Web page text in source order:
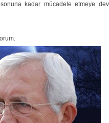
kadar mücadele etmeye